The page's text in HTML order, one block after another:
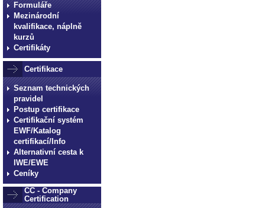
Formuláře
Mezinárodní
kvalifikace, náplně
kurzů
Certifikáty
Certifikace
Seznam technických
pravidel
Postup certifikace
Certifikační systém
EWF/Katalog
certifikací/Info
Alternativní cesta k
IWE/EWE
Ceníky
CC - Company
Certification